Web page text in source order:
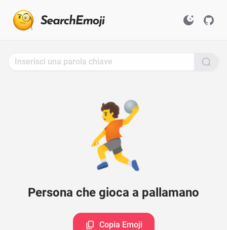
Click
🤾
Persona che gioca a pallamano
Copia Emoji